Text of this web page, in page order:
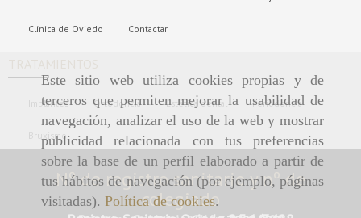
Este sitio web utiliza cookies propias y de
terceros que permiten mejorar la usabilidad de
navegación, analizar el uso de la web y mostrar
publicidad relacionada con tus preferencias
sobre la base de un perfil elaborado a partir de
tus hábitos de navegación (por ejemplo, páginas
visitadas). Política de cookies.
Clínica de Oviedo Contactar
Implantes Ortodoncia Estética dental Periodoncia
Bruxismo
Nº de registro sanitario y nº de
colegiado